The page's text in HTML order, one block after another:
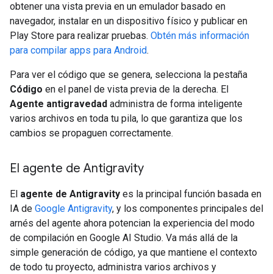
obtener una vista previa en un emulador basado en
navegador, instalar en un dispositivo físico y publicar en
Play Store para realizar pruebas. Obtén más información
para compilar apps para Android.
Para ver el código que se genera, selecciona la pestaña
Código en el panel de vista previa de la derecha. El
Agente antigravedad administra de forma inteligente
varios archivos en toda tu pila, lo que garantiza que los
cambios se propaguen correctamente.
El agente de Antigravity
El agente de Antigravity es la principal función basada en
IA de Google Antigravity, y los componentes principales del
arnés del agente ahora potencian la experiencia del modo
de compilación en Google AI Studio. Va más allá de la
simple generación de código, ya que mantiene el contexto
de todo tu proyecto, administra varios archivos y